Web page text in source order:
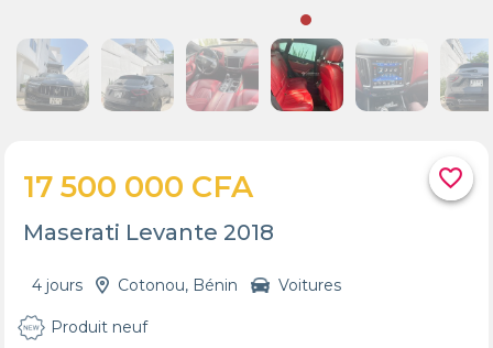
favorite_border
17 500 000 CFA
Maserati Levante 2018
4 jours Cotonou, Bénin Voitures
Produit neuf